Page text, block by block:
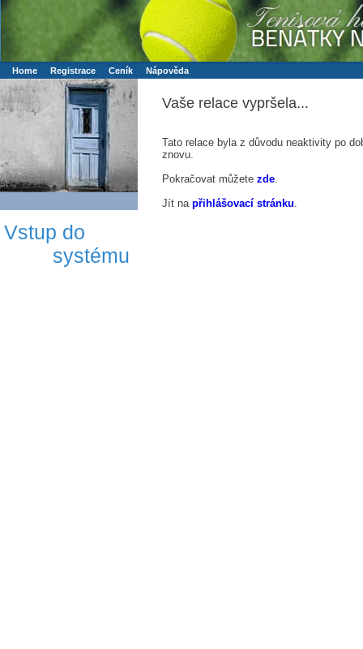
Booker online rezerva�n� syst�m
Nower systems s.r.o - Online
Rezervujse - Port�l pro online rezervace sportu
Sports booking system
Home Registrace Ceník Nápověda
Vstup do
systému
Vaše relace vypršela...
Tato relace byla z důvodu neaktivity po
znovu.
Pokračovat můžete zde.
Jít na přihlášovací stránku.